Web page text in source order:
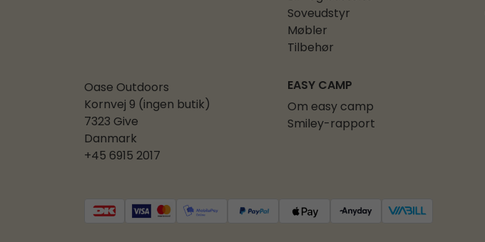
Soveudstyr
Møbler
Tilbehør
Oase Outdoors
Kornvej 9 (ingen butik)
7323 Give
Danmark
+45 6915 2017
EASY CAMP
Om easy camp
Smiley-rapport